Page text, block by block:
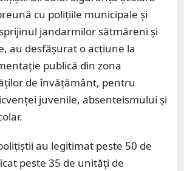
cu polițiile municipale și
jandarmilor sătmăreni și
au desfășurat o acțiune la
publică din zona
de învățământ, pentru
juvenile, absenteismului și
au legitimat peste 50 de
peste 35 de unități de